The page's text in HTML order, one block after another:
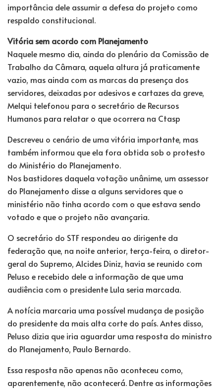
importância dele assumir a defesa do projeto como
respaldo constitucional.
Vitória sem acordo com Planejamento
Naquele mesmo dia, ainda do plenário da Comissão de
Trabalho da Câmara, aquela altura já praticamente
vazio, mas ainda com as marcas da presença dos
servidores, deixadas por adesivos e cartazes da greve,
Melqui telefonou para o secretário de Recursos
Humanos para relatar o que ocorrera na Ctasp
Descreveu o cenário de uma vitória importante, mas
também informou que ela fora obtida sob o protesto
do Ministério do Planejamento.
Nos bastidores daquela votação unânime, um assessor
do Planejamento disse a alguns servidores que o
ministério não tinha acordo com o que estava sendo
votado e que o projeto não avançaria.
O secretário do STF respondeu ao dirigente da
federação que, na noite anterior, terça-feira, o diretor-
geral do Supremo, Alcides Diniz, havia se reunido com
Peluso e recebido dele a informação de que uma
audiência com o presidente Lula seria marcada.
A notícia marcaria uma possível mudança de posição
do presidente da mais alta corte do país. Antes disso,
Peluso dizia que iria aguardar uma resposta do ministro
do Planejamento, Paulo Bernardo.
Essa resposta não apenas não aconteceu como,
aparentemente, não acontecerá. Dentre as informações